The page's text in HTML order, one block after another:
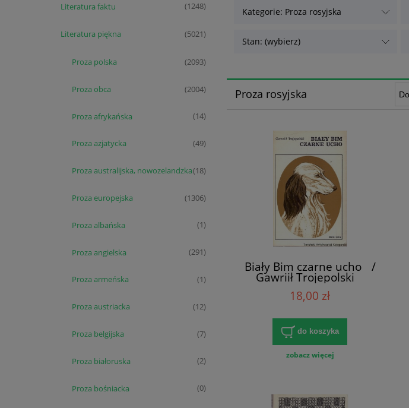
Literatura faktu (1248)
Literatura piękna (5021)
Proza polska (2093)
Proza obca (2004)
Proza afrykańska (14)
Proza azjatycka (49)
Proza australijska, nowozelandzka(18)
Proza europejska (1306)
Proza albańska (1)
Proza angielska (291)
Proza armeńska (1)
Proza austriacka (12)
Proza belgijska (7)
Proza białoruska (2)
Proza bośniacka (0)
Kategorie: Proza rosyjska
Stan: (wybierz)
Proza rosyjska
Biały Bim czarne ucho /
Gawriił Trojepolski
18,00 zł
do koszyka
zobacz więcej